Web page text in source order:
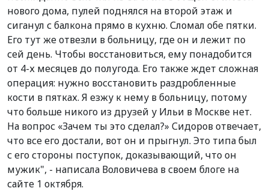
нового дома, пулей поднялся на второй этаж и
сиганул с балкона прямо в кухню. Сломал обе пятки.
Его тут же отвезли в больницу, где он и лежит по
сей день. Чтобы восстановиться, ему понадобится
от 4-х месяцев до полугода. Его также ждет сложная
операция: нужно восстановить раздробленные
кости в пятках. Я езжу к нему в больницу, потому
что больше никого из друзей у Ильи в Москве нет.
На вопрос «Зачем ты это сделал?» Сидоров отвечает,
что все его достали, вот он и прыгнул. Это типа был
с его стороны поступок, доказывающий, что он
мужик", - написала Воловичева в своем блоге на
сайте 1 октября.